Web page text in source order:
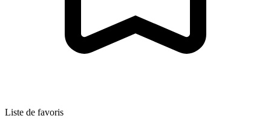
Liste de favoris